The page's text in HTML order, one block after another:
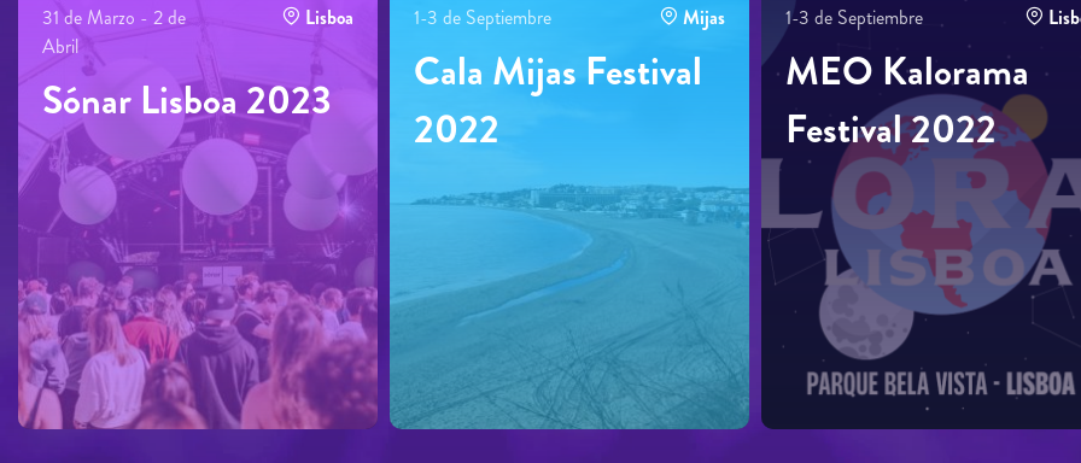
31 de Marzo - 2 de
Abril
Lisboa
Sónar Lisboa 2023
1-3 de Septiembre Mijas
Cala Mijas Festival
2022
1-3 de Septiembre
MEO Kalorama
Festival 2022